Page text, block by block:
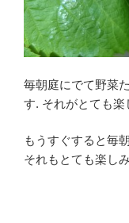
毎朝庭にでて野菜
す. それがとても楽
もうすぐすると毎
それもとても楽し